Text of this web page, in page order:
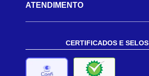
ATENDIMENTO
CERTIFICADOS E SELOS